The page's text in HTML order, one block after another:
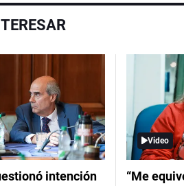
intención
Video
“Me